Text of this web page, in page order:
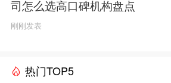
司怎么选高口碑机构盘点
刚刚发表
热门TOP5